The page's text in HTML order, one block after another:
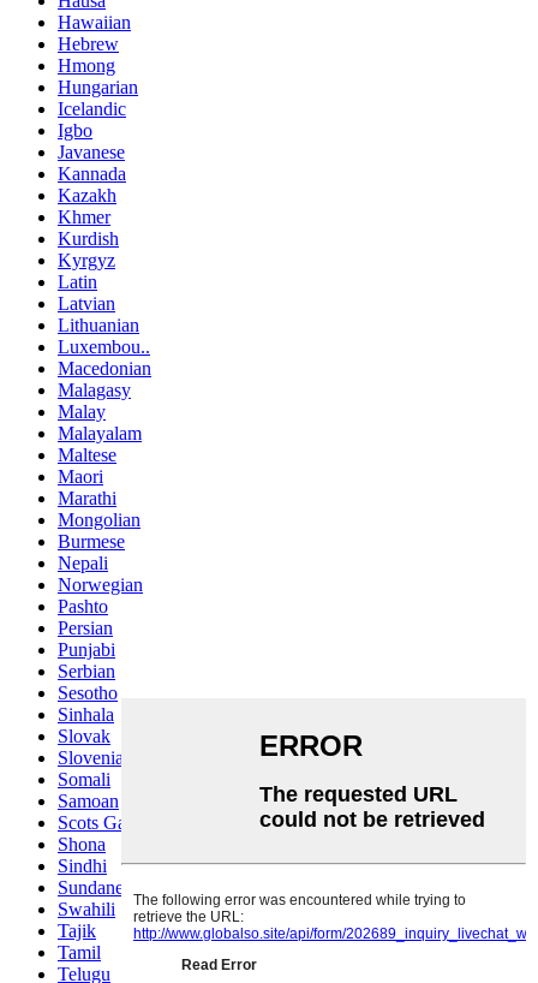
Hawaiian
Hebrew
Hmong
Hungarian
Icelandic
Igbo
Javanese
Kannada
Kazakh
Khmer
Kurdish
Kyrgyz
Latin
Latvian
Lithuanian
Luxembou..
Macedonian
Malagasy
Malay
Malayalam
Maltese
Maori
Marathi
Mongolian
Burmese
Nepali
Norwegian
Pashto
Persian
Punjabi
Serbian
Sesotho
Sinhala
Slovak
Slovenian
Somali
Samoan
Scots Gaelic
Shona
Sindhi
Sundanese
Swahili
Tajik
Tamil
Telugu